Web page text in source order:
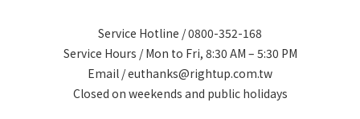
Service Hotline / 0800-352-168
Service Hours / Mon to Fri, 8:30 AM – 5:30 PM
Email / euthanks@rightup.com.tw
Closed on weekends and public holidays